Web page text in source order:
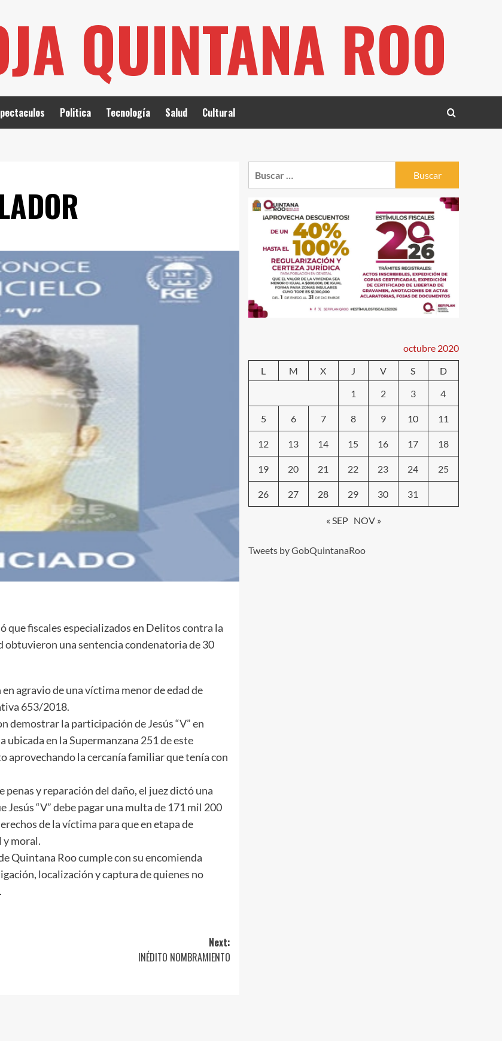
QUINTANA ROO
Politica Tecnología Salud Cultural
que fiscales especializados en Delitos contra la
obtuvieron una sentencia condenatoria de 30
agravio de una víctima menor de edad de
653/2018.
la participación de Jesús “V” en
en la Supermanzana 251 de este
aprovechando la cercanía familiar que tenía con
y reparación del daño, el juez dictó una
“V” debe pagar una multa de 171 mil 200
de la víctima para que en etapa de
y moral.
Quintana Roo cumple con su encomienda
localización y captura de quienes no
Next:
INÉDITO NOMBRAMIENTO
octubre 2020
L
M X J V S
D
1
2 3 4
5 6 7 8 9 10 11
12 13 14 15 16 17 18
19 20 21 22 23 24 25
26 27 28 29 30 31
« SEP NOV »
Tweets by GobQuintanaRoo